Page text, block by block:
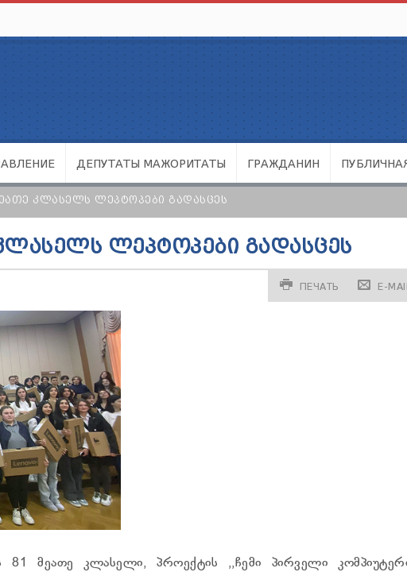
ДЕПУТАТЫ МАЖОРИТАТЫ ГРАЖДАНИН
ᲙᲚᲐᲡᲔᲚᲡ ᲚᲔᲞᲢᲝᲞᲔᲑᲘ ᲒᲐᲓᲐᲡᲪᲔᲡ
ᲚᲔᲞᲢᲝᲞᲔᲑᲘ ᲒᲐᲓᲐᲡᲪᲔᲡ
ПЕЧАТЬ E-
მეათე კლასელი, პროექტის ,,ჩემი პირველი